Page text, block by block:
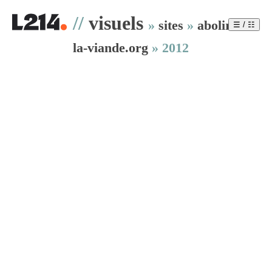
// visuels » sites » abolir-
la-viande.org » 2012
☰ / ☷